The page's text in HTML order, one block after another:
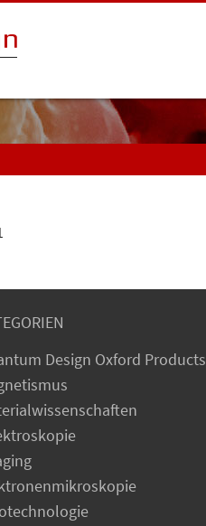
Design Oxford Products